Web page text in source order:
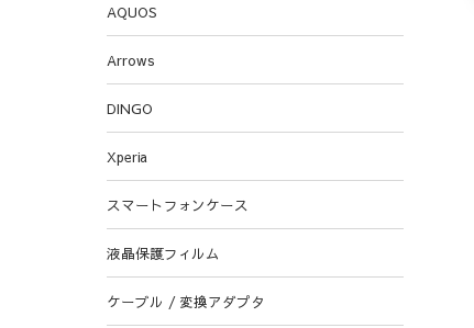
AQUOS
Arrows
DINGO
Xperia
スマートフォンケース
液晶保護フィルム
ケーブル / 変換アダプタ